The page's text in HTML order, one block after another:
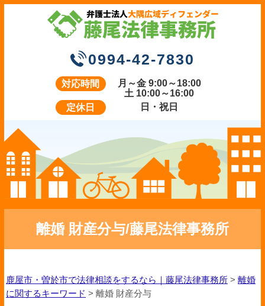
0994-42-7830
対応時間
月～金 9:00～18:00
土 10:00～16:00
定休日
日・祝日
離婚 財産分与/藤尾法律事務所
鹿屋市・曽於市で法律相談をするなら｜藤尾法律事務所 > 離婚
に関するキーワード > 離婚 財産分与